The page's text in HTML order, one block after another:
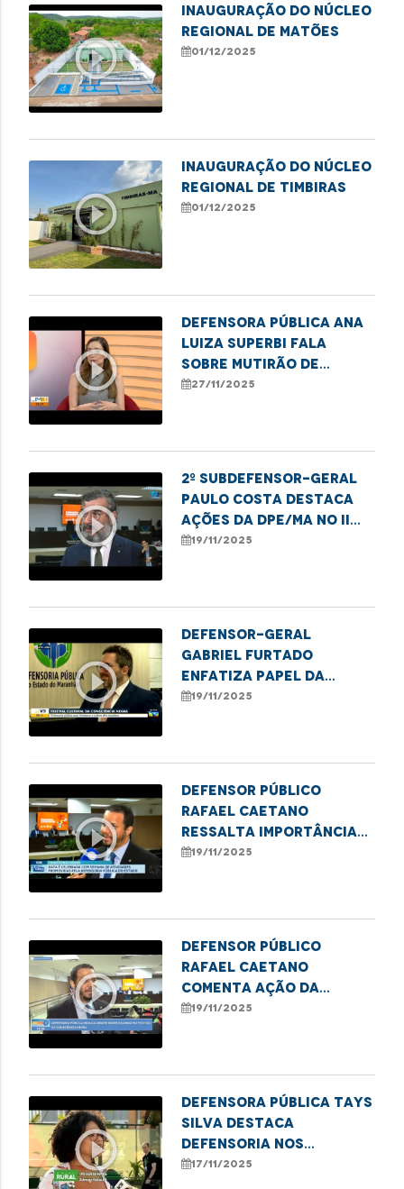
play_circle_outline
Inauguração do Núcleo
Regional de Matões
01/12/2025
play_circle_outline
Inauguração do Núcleo
Regional de Timbiras
01/12/2025
play_circle_outline
Defensora pública Ana
Luiza Superbi fala
sobre mutirão de
atendimentos para
27/11/2025
play_circle_outline
2º subdefensor-geral
Paulo Costa destaca
ações da DPE/MA no II
Festival da Consciência
19/11/2025
play_circle_outline
Defensor-geral
Gabriel Furtado
enfatiza papel da
DPE/MA no II Festival da
19/11/2025
play_circle_outline
Defensor público
Rafael Caetano
ressalta importância
do II Festival Cultural
19/11/2025
play_circle_outline
Defensor público
Rafael Caetano
comenta ação da
DPE/MA no II Festival da
19/11/2025
play_circle_outline
Defensora pública Tays
Silva destaca
Defensoria nos
Babaçuais durante a
17/11/2025